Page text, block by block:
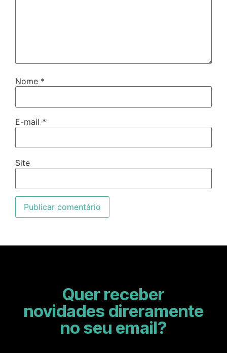
Nome *
E-mail *
Site
Quer receber
novidades direramente
no seu email?